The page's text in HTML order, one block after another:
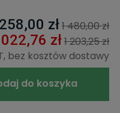
zł1 480,00 zł
zł1 203,25 zł
bez kosztów dostawy
do koszyka